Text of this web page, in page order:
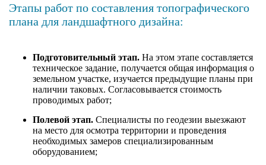
Этапы работ по составления топографического
плана для ландшафтного дизайна:
Подготовительный этап. На этом этапе составляется
техническое задание, получается общая информация о
земельном участке, изучается предыдущие планы при
наличии таковых. Согласовывается стоимость
проводимых работ;
Полевой этап. Специалисты по геодезии выезжают
на место для осмотра территории и проведения
необходимых замеров специализированным
оборудованием;